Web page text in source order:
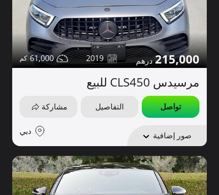
215,000
2019
61,000
مرسيدس CLS450 للبيع
تواصل التفاصيل مشاركة
صور إضافية دبي